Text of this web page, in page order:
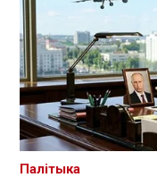
Палітыка